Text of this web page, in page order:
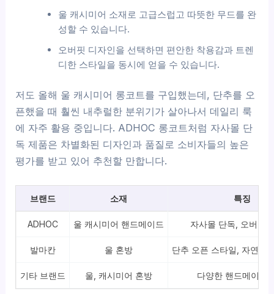
울 캐시미어 소재로 고급스럽고 따뜻한 무드를 완
성할 수 있습니다.
오버핏 디자인을 선택하면 편안한 착용감과 트렌
디한 스타일을 동시에 얻을 수 있습니다.
저도 올해 울 캐시미어 롱코트를 구입했는데, 단추를 오
픈했을 때 훨씬 내추럴한 분위기가 살아나서 데일리 룩
에 자주 활용 중입니다. ADHOC 롱코트처럼 자사몰 단
독 제품은 차별화된 디자인과 품질로 소비자들의 높은
평가를 받고 있어 추천할 만합니다.
브랜드 소재 특징
ADHOC 울 캐시미어 핸드메이드 자사몰 단독, 오버핏
발마칸 울 혼방 단추 오픈 스타일, 자연스
기타 브랜드 울, 캐시미어 혼방 다양한 핸드메이드